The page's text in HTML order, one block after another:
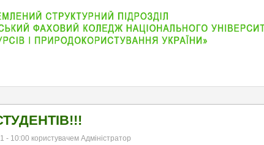
10:00 користувачем Адміністратор